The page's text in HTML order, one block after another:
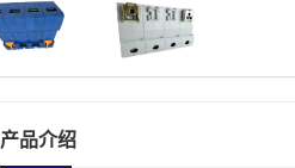
产品介绍